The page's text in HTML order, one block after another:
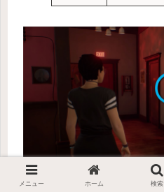
メニュー ホーム 検索